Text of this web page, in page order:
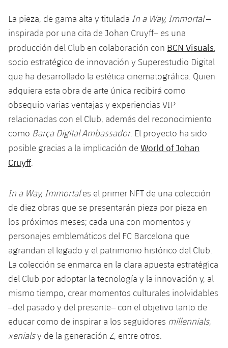
Historia
Palmarés
Infantil B
Resultados
Clasificaciones
Jugadors
Palmarés
Calendario
Resultados
Jugadores
Clasificaciones
Actualidad
Juvenil
Cadete
Infantil
Alevín
Campus Verano
PLUSICON
MÁS
Primer equipo
plusicon
más
Calendario
Entradas
Clasificaciones
Jugadores
Fotos
Historia
Palmarés
Barça Atlètic
plusicon
más
Calendario
Jugadores
Clasificaciones
Base
plusicon
más
Actualidad
Junior
Juvenil
Infantil
Alevín
Campus Verano
PLUSICON
MÁS
Información general
plusicon
más
Noticias
Atletismo
plusicon
más
Actualidad
Masculino
Femenino
Agenda
Baloncesto en silla de ruedas
plusicon
más
Actualidad
Jugadores
Calendario
Hockey sobre hielo
plusicon
más
Actualidad
Hockey hierba
plusicon
más
La pieza, de gama alta y titulada In a Way, Immortal–
inspirada por una cita de Johan Cruyff– es una
producción del Club en colaboración con BCN Visuals,
socio estratégico de innovación y Superestudio Digital
que ha desarrollado la estética cinematográfica. Quien
adquiera esta obra de arte única recibirá como
obsequio varias ventajas y experiencias VIP
relacionadas con el Club, además del reconocimiento
como Barça Digital Ambassador. El proyecto ha sido
posible gracias a la implicación de World of Johan
Cruyff
In a Way, Immortales el primer NFT de una colección
de diez obras que se presentarán pieza por pieza en
los próximos meses; cada una con momentos y
personajes emblemáticos del FC Barcelona que
agrandan el legado y el patrimonio histórico del Club.
La colección se enmarca en la clara apuesta estratégica
del Club por adoptar la tecnología y la innovación y, al
mismo tiempo, crear momentos culturales inolvidables
–del pasado y del presente– con el objetivo tanto de
educar como de inspirar a los seguidores millennials,
xenialsy de la generación Z, entre otros.